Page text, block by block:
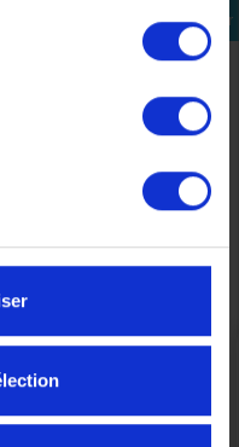
connecter
Fushia / Uni Rose